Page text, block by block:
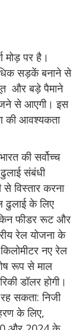
मोड़ पर है।
सड़कें बनाने से
और बड़े पैमाने
से आएगी। इस
की आवश्यकता
भारत की सर्वोच्च
संबंधी
विस्तार करना
ढुलाई के लिए
फीडर रूट और
रेल योजना के
नए रेल
रूप से माल
डॉलर होगी।
सकता: निजी
के लिए,